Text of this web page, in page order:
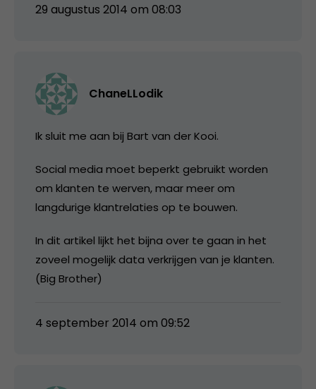
29 augustus 2014 om 08:03
ChaneLLodik
Ik sluit me aan bij Bart van der Kooi.
Social media moet beperkt gebruikt worden
om klanten te werven, maar meer om
langdurige klantrelaties op te bouwen.
In dit artikel lijkt het bijna over te gaan in het
zoveel mogelijk data verkrijgen van je klanten.
(Big Brother)
4 september 2014 om 09:52